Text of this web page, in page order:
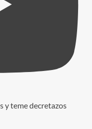
y teme decretazos